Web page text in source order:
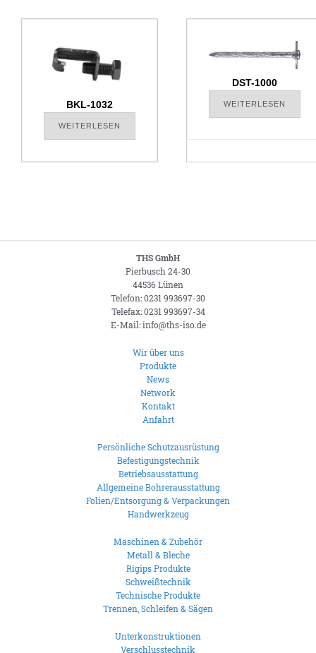
BKL-1032
WEITERLESEN
DST-1000
WEITERLESEN
THS GmbH
Pierbusch 24-30
44536 Lünen
Telefon: 0231 993697-30
Telefax: 0231 993697-34
E-Mail: info@ths-iso.de
Wir über uns
Produkte
News
Network
Kontakt
Anfahrt
Persönliche Schutzausrüstung
Befestigungstechnik
Betriebsausstattung
Allgemeine Bohrerausstattung
Folien/Entsorgung & Verpackungen
Handwerkzeug
Maschinen & Zubehör
Metall & Bleche
Rigips Produkte
Schweißtechnik
Technische Produkte
Trennen, Schleifen & Sägen
Unterkonstruktionen
Verschlusstechnik